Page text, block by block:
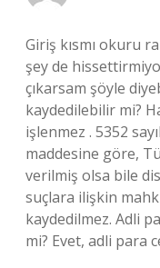
Giriş kısmı okuru
şey de
çıkarsam şöyle
kaydedilebilir mi?
işlenmez . 5352
maddesine göre,
verilmiş olsa bile
suçlara ilişkin
kaydedilmez. Adli
mi? Evet, adli para